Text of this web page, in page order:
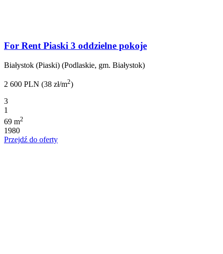
For Rent Piaski 3 oddzielne pokoje
Białystok (Piaski) (Podlaskie, gm. Białystok)
2 600 PLN (38 zł/m2)
3
1
69 m2
1980
Przejdź do oferty